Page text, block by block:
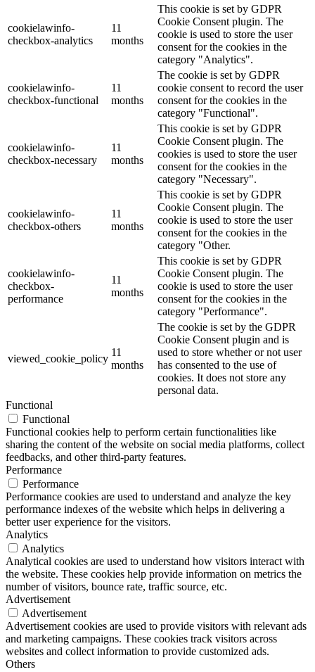
cookielawinfo-
checkbox-analytics
11
months
This cookie is set by GDPR
Cookie Consent plugin. The
cookie is used to store the user
consent for the cookies in the
category "Analytics".
cookielawinfo-
checkbox-functional
11
months
The cookie is set by GDPR
cookie consent to record the user
consent for the cookies in the
category "Functional".
cookielawinfo-
checkbox-necessary
11
months
This cookie is set by GDPR
Cookie Consent plugin. The
cookies is used to store the user
consent for the cookies in the
category "Necessary".
cookielawinfo-
checkbox-others
11
months
This cookie is set by GDPR
Cookie Consent plugin. The
cookie is used to store the user
consent for the cookies in the
category "Other.
cookielawinfo-
checkbox-
performance
11
months
This cookie is set by GDPR
Cookie Consent plugin. The
cookie is used to store the user
consent for the cookies in the
category "Performance".
viewed_cookie_policy
11
months
The cookie is set by the GDPR
Cookie Consent plugin and is
used to store whether or not user
has consented to the use of
cookies. It does not store any
personal data.
Functional
Functional
Functional cookies help to perform certain functionalities like
sharing the content of the website on social media platforms, collect
feedbacks, and other third-party features.
Performance
Performance
Performance cookies are used to understand and analyze the key
performance indexes of the website which helps in delivering a
better user experience for the visitors.
Analytics
Analytics
Analytical cookies are used to understand how visitors interact with
the website. These cookies help provide information on metrics the
number of visitors, bounce rate, traffic source, etc.
Advertisement
Advertisement
Advertisement cookies are used to provide visitors with relevant ads
and marketing campaigns. These cookies track visitors across
websites and collect information to provide customized ads.
Others